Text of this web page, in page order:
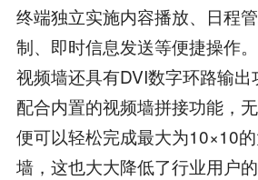
终端独立实施内容播放、日程
制、即时信息发送等便捷操作
视频墙还具有DVI数字环路输
配合内置的视频墙拼接功能，
便可以轻松完成最大为10×10
墙，这也大大降低了行业用户